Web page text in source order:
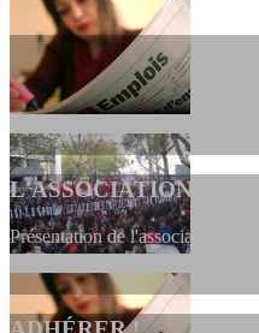
L'ASSOCIATION
Présentation de l'association et